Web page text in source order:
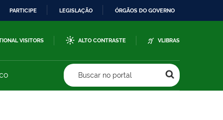
PARTICIPE LEGISLAÇÃO ÓRGÃOS DO GOVERNO
VISITORS ALTO CONTRASTE VLIBRAS
Buscar no portal